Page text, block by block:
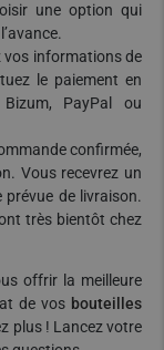
une option qui
vos informations de
le paiement en
PayPal ou
confirmée,
Vous recevrez un
de livraison.
très bientôt chez
offrir la meilleure
de vos bouteilles
plus ! Lancez votre